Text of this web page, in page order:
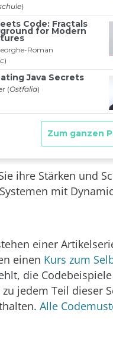
ihre Stärken und
mit
einer
einen Kurs zum
die
jedem Teil dieser
Alle